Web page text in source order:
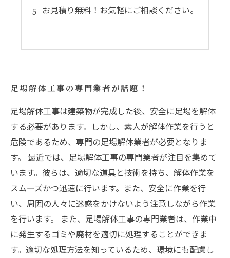
お見積り無料！お気軽にご相談ください。
足場解体工事の専門業者が話題！
足場解体工事は建築物が完成した後、安全に足場を解体
する必要があります。しかし、素人が解体作業を行うと
危険であるため、専門の足場解体業者が必要となりま
す。 最近では、足場解体工事の専門業者が注目を集めて
います。彼らは、適切な道具と技術を持ち、解体作業を
スムーズかつ迅速に行います。また、安全に作業を行
い、周囲の人々に迷惑をかけないよう注意しながら作業
を行います。 また、足場解体工事の専門業者は、作業中
に発生するゴミや廃材を適切に処理することができま
す。適切な処理方法を知っているため、環境にも配慮し